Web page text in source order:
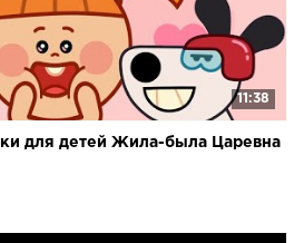
11:38
для детей Жила-была Царевна